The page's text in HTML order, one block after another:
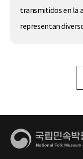
transmitidos en la
representan